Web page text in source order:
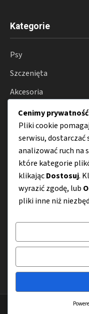
Kategorie
Psy
Szczenięta
Akcesoria
Zdrowie psów
Hodowla
Porady
Menu
Mapa strony
Polityka prywatności
Cenimy
Pliki cookie
serwisu,
analizować ruch na
które kategorie
klikającDostosuj.
wyrazić zgodę, lub
pliki inne niż